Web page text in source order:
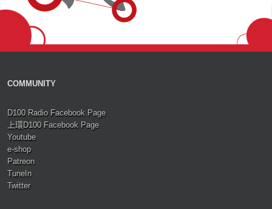
COMMUNITY
D100 Radio Facebook Page
上環D100 Facebook Page
Youtube
e-shop
Patreon
TuneIn
Twitter